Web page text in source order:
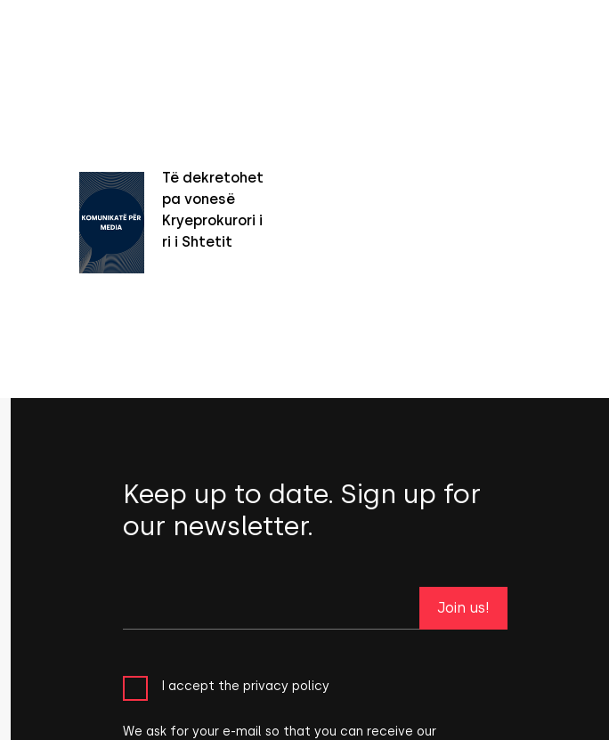
Të dekretohet
pa vonesë
Kryeprokurori i
ri i Shtetit
Keep up to date. Sign up for
our newsletter.
Join us!
I accept the privacy policy
We ask for your e-mail so that you can receive our